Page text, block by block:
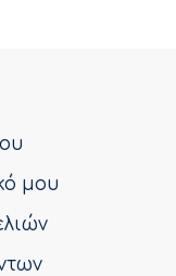
μου